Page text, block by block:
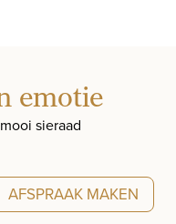
emotie
sieraad
AFSPRAAK MAKEN